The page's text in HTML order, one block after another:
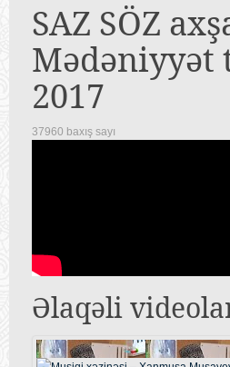
SAZ SÖZ
Mədəniyyət
2017
37960 baxış sayı
Əlaqəli